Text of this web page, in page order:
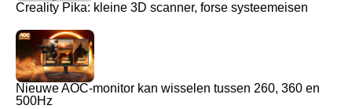
Creality Pika: kleine 3D scanner, forse systeemeisen
Nieuwe AOC-monitor kan wisselen tussen 260, 360 en
500Hz